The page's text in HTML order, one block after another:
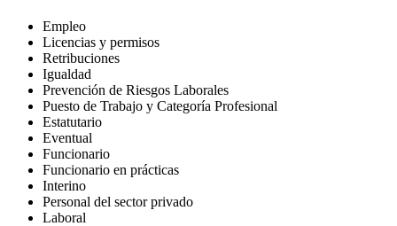
Empleo
Licencias y permisos
Retribuciones
Igualdad
Prevención de Riesgos Laborales
Puesto de Trabajo y Categoría Profesional
Estatutario
Eventual
Funcionario
Funcionario en prácticas
Interino
Personal del sector privado
Laboral